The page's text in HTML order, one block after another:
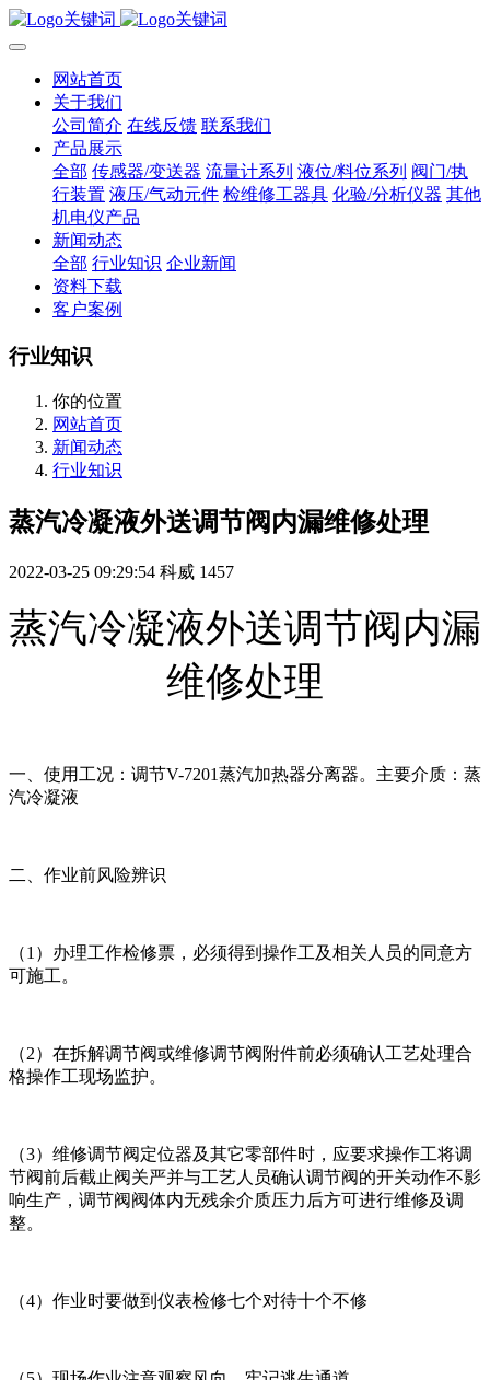
网站首页
关于我们
公司简介 在线反馈 联系我们
产品展示
全部 传感器/变送器 流量计系列 液位/料位系列 阀门/执
行装置 液压/气动元件 检维修工器具 化验/分析仪器 其他
机电仪产品
新闻动态
全部 行业知识 企业新闻
资料下载
客户案例
行业知识
你的位置
网站首页
新闻动态
行业知识
蒸汽冷凝液外送调节阀内漏维修处理
2022-03-25 09:29:54 科威 1457
蒸汽冷凝液外送调节阀内漏
维修处理
一、使用工况：调节V-7201蒸汽加热器分离器。主要介质：蒸
汽冷凝液
二、作业前风险辨识
（1）办理工作检修票，必须得到操作工及相关人员的同意方
可施工。
（2）在拆解调节阀或维修调节阀附件前必须确认工艺处理合
格操作工现场监护。
（3）维修调节阀定位器及其它零部件时，应要求操作工将调
节阀前后截止阀关严并与工艺人员确认调节阀的开关动作不影
响生产，调节阀阀体内无残余介质压力后方可进行维修及调
整。
（4）作业时要做到仪表检修七个对待十个不修